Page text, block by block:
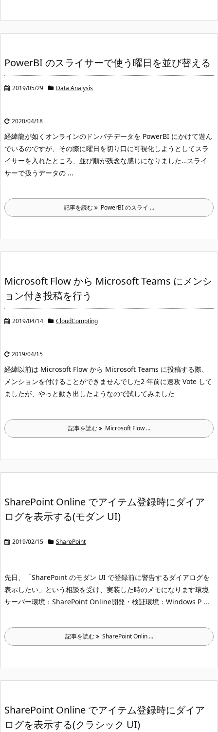
PowerBI のスライサーで使う曜日を並び替える
2019/05/29 Data Analysis
2020/04/18
経緯龍が如くオンラインのドンパチデータを PowerBI にかけて遊ん
でいるのですが、その際に曜日を切り口に可視化しようとしてスラ
イサーを入れたところ、並び順が残念な感じになりました…スライ
サーで扱うデータの ...
記事を読む PowerBI のスライ ...
Microsoft Flow から Microsoft Teams にメンシ
ョン付き投稿を行う
2019/04/14 CloudCompting
2019/04/15
経緯以前は Microsoft Flow から Microsoft Teams に投稿する際、
メンションを付けることができませんでした2 年前に速攻 Vote して
ましたが、やっと動き出したようなので試してみました
記事を読む Microsoft Flow ...
SharePoint Online でアイテム登録時にダイア
ログを表示する(モダン UI)
2019/02/15 SharePoint
先日、「SharePoint のモダン UI で登録前に警告するダイアログを
表示したい」という相談を受け、実装した時のメモになります環境
サーバー環境：SharePoint Online開発・検証環境：Windows P ...
記事を読む SharePoint Onlin ...
SharePoint Online でアイテム登録時にダイア
ログを表示する(クラシック UI)